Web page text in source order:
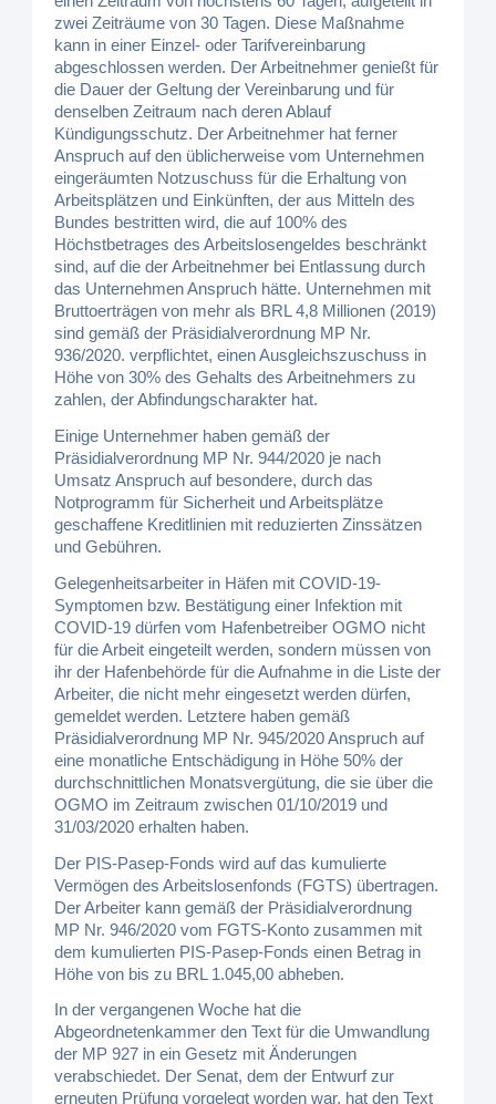
zwei Zeiträume von 30 Tagen. Diese Maßnahme
kann in einer Einzel- oder Tarifvereinbarung
abgeschlossen werden. Der Arbeitnehmer genießt für
die Dauer der Geltung der Vereinbarung und für
denselben Zeitraum nach deren Ablauf
Kündigungsschutz. Der Arbeitnehmer hat ferner
Anspruch auf den üblicherweise vom Unternehmen
eingeräumten Notzuschuss für die Erhaltung von
Arbeitsplätzen und Einkünften, der aus Mitteln des
Bundes bestritten wird, die auf 100% des
Höchstbetrages des Arbeitslosengeldes beschränkt
sind, auf die der Arbeitnehmer bei Entlassung durch
das Unternehmen Anspruch hätte. Unternehmen mit
Bruttoerträgen von mehr als BRL 4,8 Millionen (2019)
sind gemäß der Präsidialverordnung MP Nr.
936/2020. verpflichtet, einen Ausgleichszuschuss in
Höhe von 30% des Gehalts des Arbeitnehmers zu
zahlen, der Abfindungscharakter hat.
Einige Unternehmer haben gemäß der
Präsidialverordnung MP Nr. 944/2020 je nach
Umsatz Anspruch auf besondere, durch das
Notprogramm für Sicherheit und Arbeitsplätze
geschaffene Kreditlinien mit reduzierten Zinssätzen
und Gebühren.
Gelegenheitsarbeiter in Häfen mit COVID-19-
Symptomen bzw. Bestätigung einer Infektion mit
COVID-19 dürfen vom Hafenbetreiber OGMO nicht
für die Arbeit eingeteilt werden, sondern müssen von
ihr der Hafenbehörde für die Aufnahme in die Liste der
Arbeiter, die nicht mehr eingesetzt werden dürfen,
gemeldet werden. Letztere haben gemäß
Präsidialverordnung MP Nr. 945/2020 Anspruch auf
eine monatliche Entschädigung in Höhe 50% der
durchschnittlichen Monatsvergütung, die sie über die
OGMO im Zeitraum zwischen 01/10/2019 und
31/03/2020 erhalten haben.
Der PIS-Pasep-Fonds wird auf das kumulierte
Vermögen des Arbeitslosenfonds (FGTS) übertragen.
Der Arbeiter kann gemäß der Präsidialverordnung
MP Nr. 946/2020 vom FGTS-Konto zusammen mit
dem kumulierten PIS-Pasep-Fonds einen Betrag in
Höhe von bis zu BRL 1.045,00 abheben.
In der vergangenen Woche hat die
Abgeordnetenkammer den Text für die Umwandlung
der MP 927 in ein Gesetz mit Änderungen
verabschiedet. Der Senat, dem der Entwurf zur
erneuten Prüfung vorgelegt worden war, hat den Text